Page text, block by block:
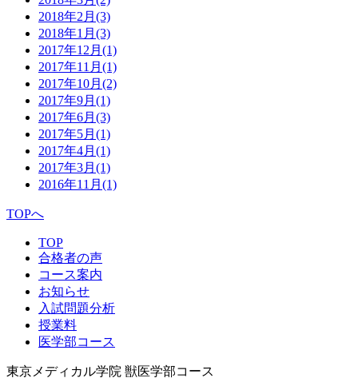
2018年2月 (3)
2018年1月 (3)
2017年12月 (1)
2017年11月 (1)
2017年10月 (2)
2017年9月 (1)
2017年6月 (3)
2017年5月 (1)
2017年4月 (1)
2017年3月 (1)
2016年11月 (1)
TOPへ
TOP
合格者の声
コース案内
お知らせ
入試問題分析
授業料
医学部コース
東京メディカル学院 獣医学部コース